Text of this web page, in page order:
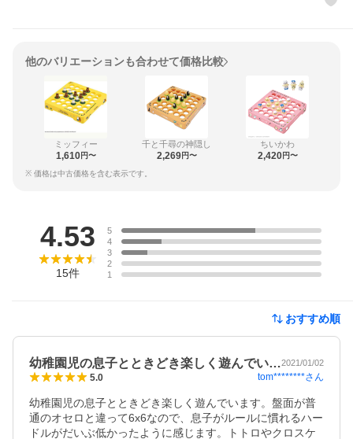
他のバリエーションも合わせて価格比較
ミッフィー
1,610円〜
千と千尋の神隠し
2,269円〜
ちいかわ
2,420円〜
※ 価格は中古価格を含む表示です。
4.53
15件
5
4
3
2
1
おすすめ順
幼稚園児の息子とときどき楽しく遊んでい…2021/01/02
5.0 tom********さん
幼稚園児の息子とときどき楽しく遊んでいます。盤面が普
通のオセロと違って6x6なので、息子がルールに慣れるハー
ドルがだいぶ低かったように感じます。トトロやクロスケ